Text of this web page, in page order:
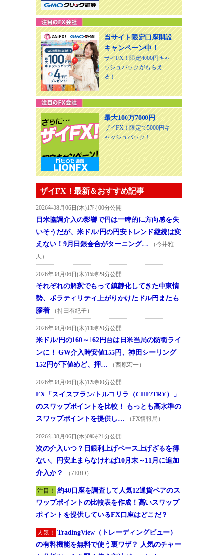
当サイト限定口座開設
キャンペーン中！
ザイFX！限定4000円キャ
ッシュバックがもらえ
る！
最大100万7000円
ザイFX！限定で5000円キ
ャッシュバック！
ザイFX！最新＆おすすめ記事
2026年08月06日(木)17時00分公開
日米協調介入の影響で円は一時的に方向感を失
いそうだが、米ドル/円の円安トレンド継続は変
えない！9月日銀会合がターニング…
（今井雅
人）
2026年08月06日(木)15時29分公開
それぞれの解釈でもって鎮静化してきた中東情
勢、ボラティリティ上がりかけたドル円またも
膠着
（持田有紀子）
2026年08月06日(木)13時20分公開
米ドル/円の160～162円台は日米当局の防衛ライ
ンに！ GW介入時安値155円、神田シーリング
152円が下値めど、押…
（西原宏一）
2026年08月06日(木)12時00分公開
FX「スイスフラン/トルコリラ（CHF/TRY）」
のスワップポイントを比較！ もっとも高水準の
スワップポイントを提供し…
（FX情報局）
2026年08月06日(木)09時21分公開
次の介入いつ？日銀利上げペース上げざるを得
ない。円安止まらなければ10月末～11月に追加
介入か？
（ZERO）
注目！
約40口座を調査して人気12通貨ペアのス
ワップポイントの比較表を作成！高いスワップ
ポイントを提供しているFX口座はどこだ？
人気！
TradingView（トレーディングビュー）
の有料機能を無料で使う裏ワザ？ 人気のチャー